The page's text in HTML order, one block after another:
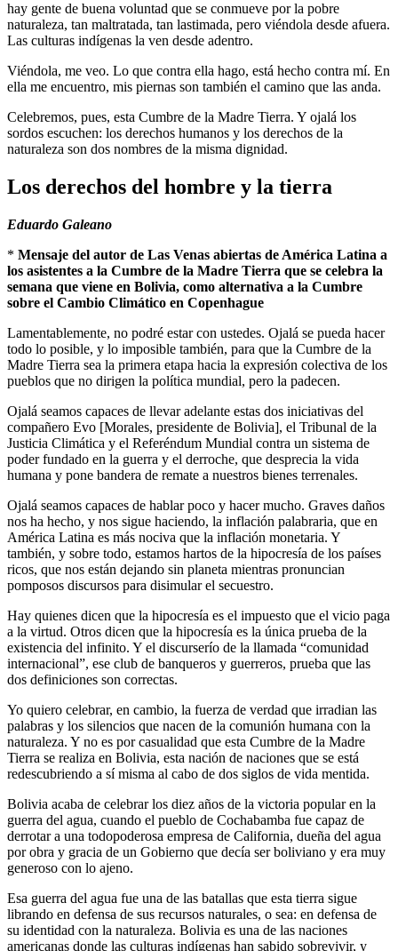
hay gente de buena voluntad que se conmueve por la pobre
naturaleza, tan maltratada, tan lastimada, pero viéndola desde afuera.
Las culturas indígenas la ven desde adentro.
Viéndola, me veo. Lo que contra ella hago, está hecho contra mí. En
ella me encuentro, mis piernas son también el camino que las anda.
Celebremos, pues, esta Cumbre de la Madre Tierra. Y ojalá los
sordos escuchen: los derechos humanos y los derechos de la
naturaleza son dos nombres de la misma dignidad.
Los derechos del hombre y la tierra
Eduardo Galeano
* Mensaje del autor de Las Venas abiertas de América Latina a
los asistentes a la Cumbre de la Madre Tierra que se celebra la
semana que viene en Bolivia, como alternativa a la Cumbre
sobre el Cambio Climático en Copenhague
Lamentablemente, no podré estar con ustedes. Ojalá se pueda hacer
todo lo posible, y lo imposible también, para que la Cumbre de la
Madre Tierra sea la primera etapa hacia la expresión colectiva de los
pueblos que no dirigen la política mundial, pero la padecen.
Ojalá seamos capaces de llevar adelante estas dos iniciativas del
compañero Evo [Morales, presidente de Bolivia], el Tribunal de la
Justicia Climática y el Referéndum Mundial contra un sistema de
poder fundado en la guerra y el derroche, que desprecia la vida
humana y pone bandera de remate a nuestros bienes terrenales.
Ojalá seamos capaces de hablar poco y hacer mucho. Graves daños
nos ha hecho, y nos sigue haciendo, la inflación palabraria, que en
América Latina es más nociva que la inflación monetaria. Y
también, y sobre todo, estamos hartos de la hipocresía de los países
ricos, que nos están dejando sin planeta mientras pronuncian
pomposos discursos para disimular el secuestro.
Hay quienes dicen que la hipocresía es el impuesto que el vicio paga
a la virtud. Otros dicen que la hipocresía es la única prueba de la
existencia del infinito. Y el discurserío de la llamada “comunidad
internacional”, ese club de banqueros y guerreros, prueba que las
dos definiciones son correctas.
Yo quiero celebrar, en cambio, la fuerza de verdad que irradian las
palabras y los silencios que nacen de la comunión humana con la
naturaleza. Y no es por casualidad que esta Cumbre de la Madre
Tierra se realiza en Bolivia, esta nación de naciones que se está
redescubriendo a sí misma al cabo de dos siglos de vida mentida.
Bolivia acaba de celebrar los diez años de la victoria popular en la
guerra del agua, cuando el pueblo de Cochabamba fue capaz de
derrotar a una todopoderosa empresa de California, dueña del agua
por obra y gracia de un Gobierno que decía ser boliviano y era muy
generoso con lo ajeno.
Esa guerra del agua fue una de las batallas que esta tierra sigue
librando en defensa de sus recursos naturales, o sea: en defensa de
su identidad con la naturaleza. Bolivia es una de las naciones
americanas donde las culturas indígenas han sabido sobrevivir, y